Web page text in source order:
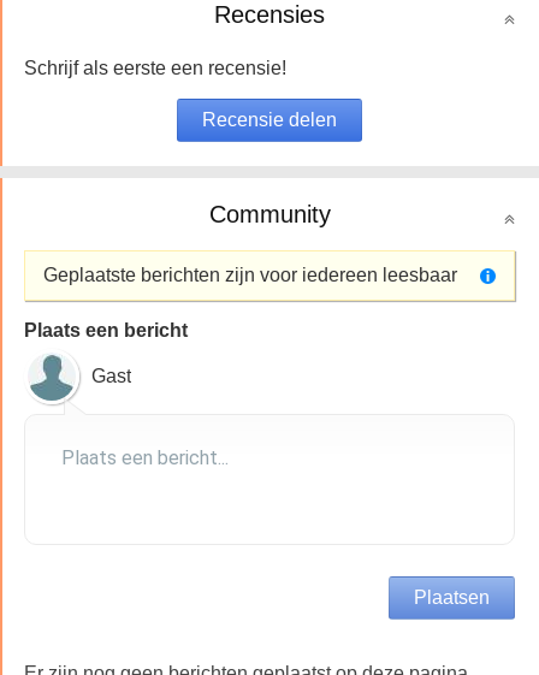
Recensies
Schrijf als eerste een recensie!
Community
Geplaatste berichten zijn voor iedereen leesbaar
Plaats een bericht
Gast